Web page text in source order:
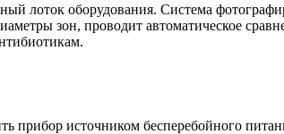
оборудования. Система
зон, проводит автоматическое
прибор источником бесперебойного